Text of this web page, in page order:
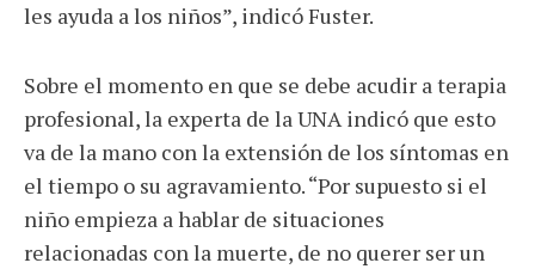
les ayuda a los niños”, indicó Fuster.
Sobre el momento en que se debe acudir a terapia
profesional, la experta de la UNA indicó que esto
va de la mano con la extensión de los síntomas en
el tiempo o su agravamiento. “Por supuesto si el
niño empieza a hablar de situaciones
relacionadas con la muerte, de no querer ser un